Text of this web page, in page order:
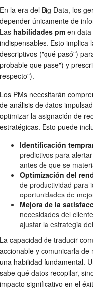
En la era del Big Data, los
depender únicamente de
Las habilidades pm en data
indispensables. Esto implica
descriptivos ("qué pasó")
probable que pase") y
respecto").
Los PMs necesitarán
de análisis de datos
optimizar la asignación de
estratégicas. Esto puede
Identificación
predictivos para
antes de que se
Optimización del
de productividad para
oportunidades de
Mejora de la
necesidades del
ajustar la estrategia
La capacidad de traducir
accionable y comunicarla de
una habilidad fundamental.
sabe qué datos recopilar,
impacto significativo en el